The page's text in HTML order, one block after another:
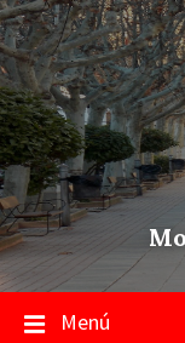
Skip
to
content
Saltar
a
la
navegación
principal
Saltar
a
pie
de
página
Menú